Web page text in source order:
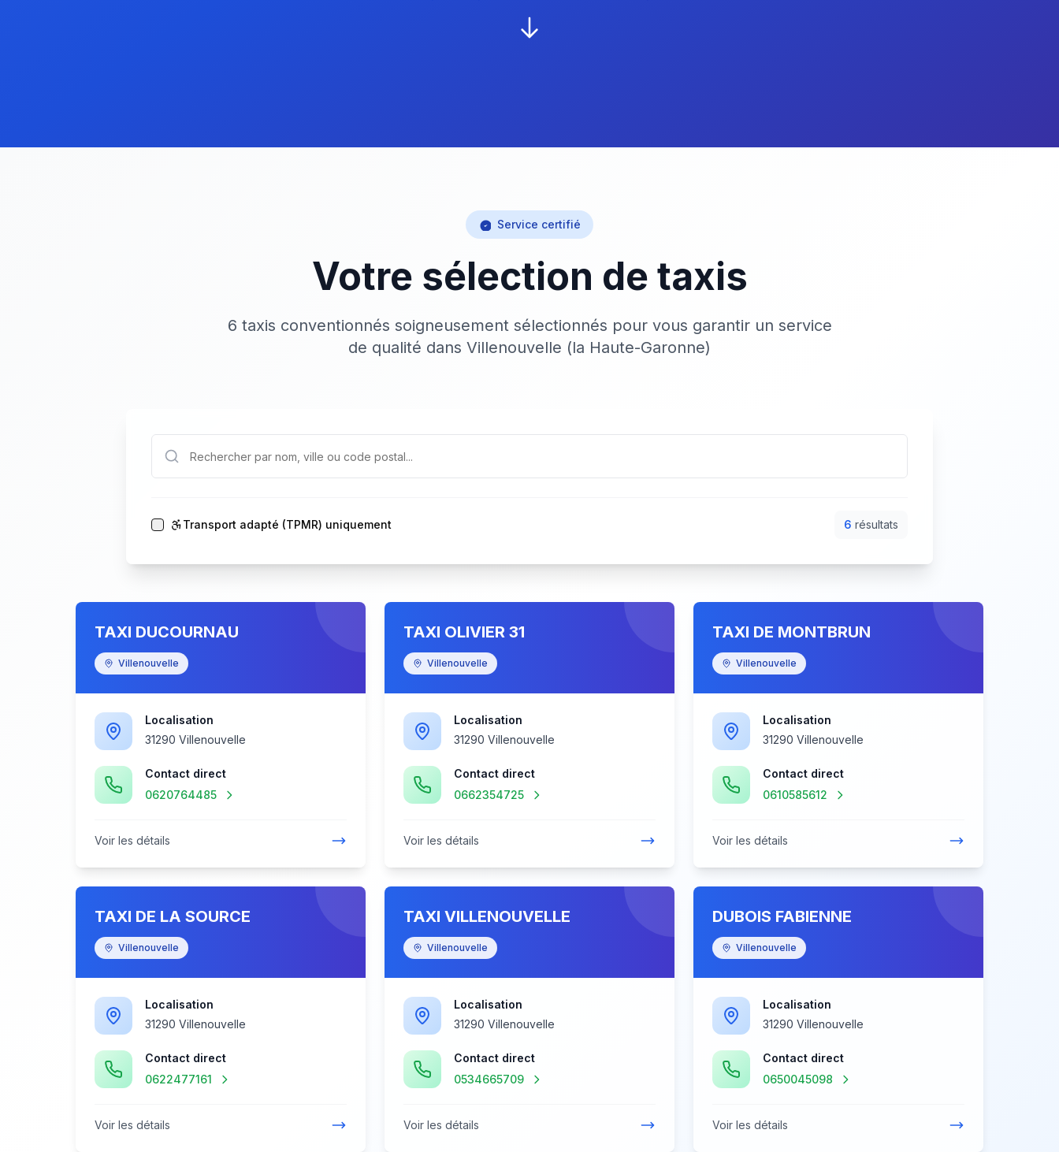
Service certifié
Votre sélection de taxis
6 taxis conventionnés soigneusement sélectionnés pour vous garantir un service
de qualité dans Villenouvelle (la Haute-Garonne)
Transport adapté (TPMR) uniquement 6 résultats
TAXI DUCOURNAU
Villenouvelle
Localisation
31290 Villenouvelle
Contact direct
0620764485
Voir les détails
TAXI OLIVIER 31
Villenouvelle
Localisation
31290 Villenouvelle
Contact direct
0662354725
Voir les détails
TAXI DE MONTBRUN
Villenouvelle
Localisation
31290 Villenouvelle
Contact direct
0610585612
Voir les détails
TAXI DE LA SOURCE
Villenouvelle
Localisation
31290 Villenouvelle
Contact direct
0622477161
Voir les détails
TAXI VILLENOUVELLE
Villenouvelle
Localisation
31290 Villenouvelle
Contact direct
0534665709
Voir les détails
DUBOIS FABIENNE
Villenouvelle
Localisation
31290 Villenouvelle
Contact direct
0650045098
Voir les détails